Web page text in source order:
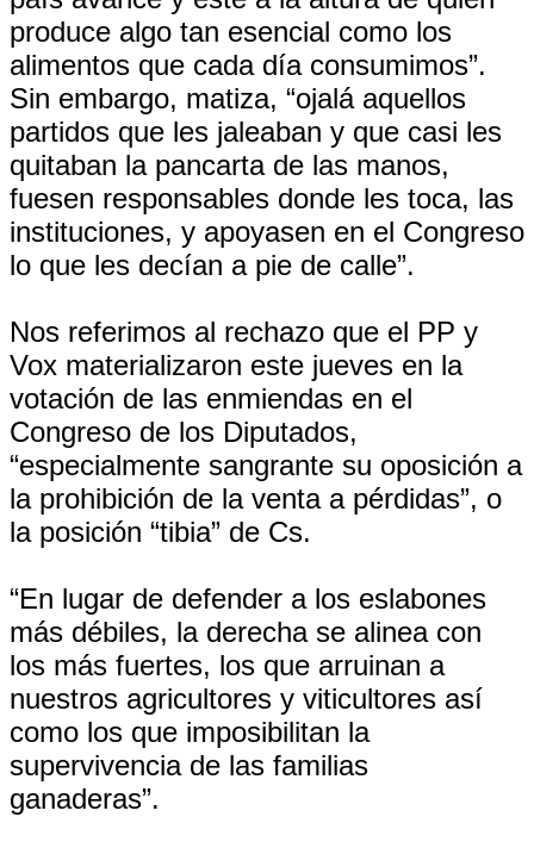
produce algo tan esencial como los
alimentos que cada día consumimos”.
Sin embargo, matiza, “ojalá aquellos
partidos que les jaleaban y que casi les
quitaban la pancarta de las manos,
fuesen responsables donde les toca, las
instituciones, y apoyasen en el Congreso
lo que les decían a pie de calle”.
Nos referimos al rechazo que el PP y
Vox materializaron este jueves en la
votación de las enmiendas en el
Congreso de los Diputados,
“especialmente sangrante su oposición a
la prohibición de la venta a pérdidas”, o
la posición “tibia” de Cs.
“En lugar de defender a los eslabones
más débiles, la derecha se alinea con
los más fuertes, los que arruinan a
nuestros agricultores y viticultores así
como los que imposibilitan la
supervivencia de las familias
ganaderas”.